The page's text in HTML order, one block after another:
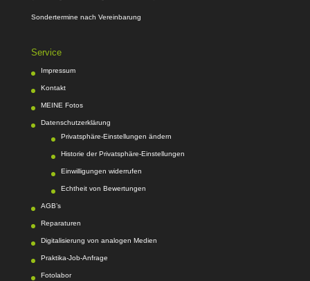
Sondertermine nach Vereinbarung
Service
Impressum
Kontakt
MEINE Fotos
Datenschutzerklärung
Privatsphäre-Einstellungen ändern
Historie der Privatsphäre-Einstellungen
Einwilligungen widerrufen
Echtheit von Bewertungen
AGB’s
Reparaturen
Digitalisierung von analogen Medien
Praktika-Job-Anfrage
Fotolabor